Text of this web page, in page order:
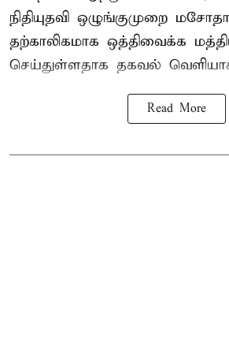
நிதியுதவி ஒழுங்குமுறை
தற்காலிகமாக ஒத்திவைக்க
செய்துள்ளதாக தகவல்
Read More